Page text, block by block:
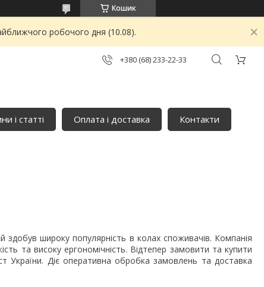
Кошик
робочого дня (10.08).
+380 (68) 233-22-33
і статті Оплата і доставка Контакти
здобув широку популярність в колах споживачів. Компанія
та високу ергономічність. Відтепер замовити та купити
України. Діє оперативна обробка замовлень та доставка